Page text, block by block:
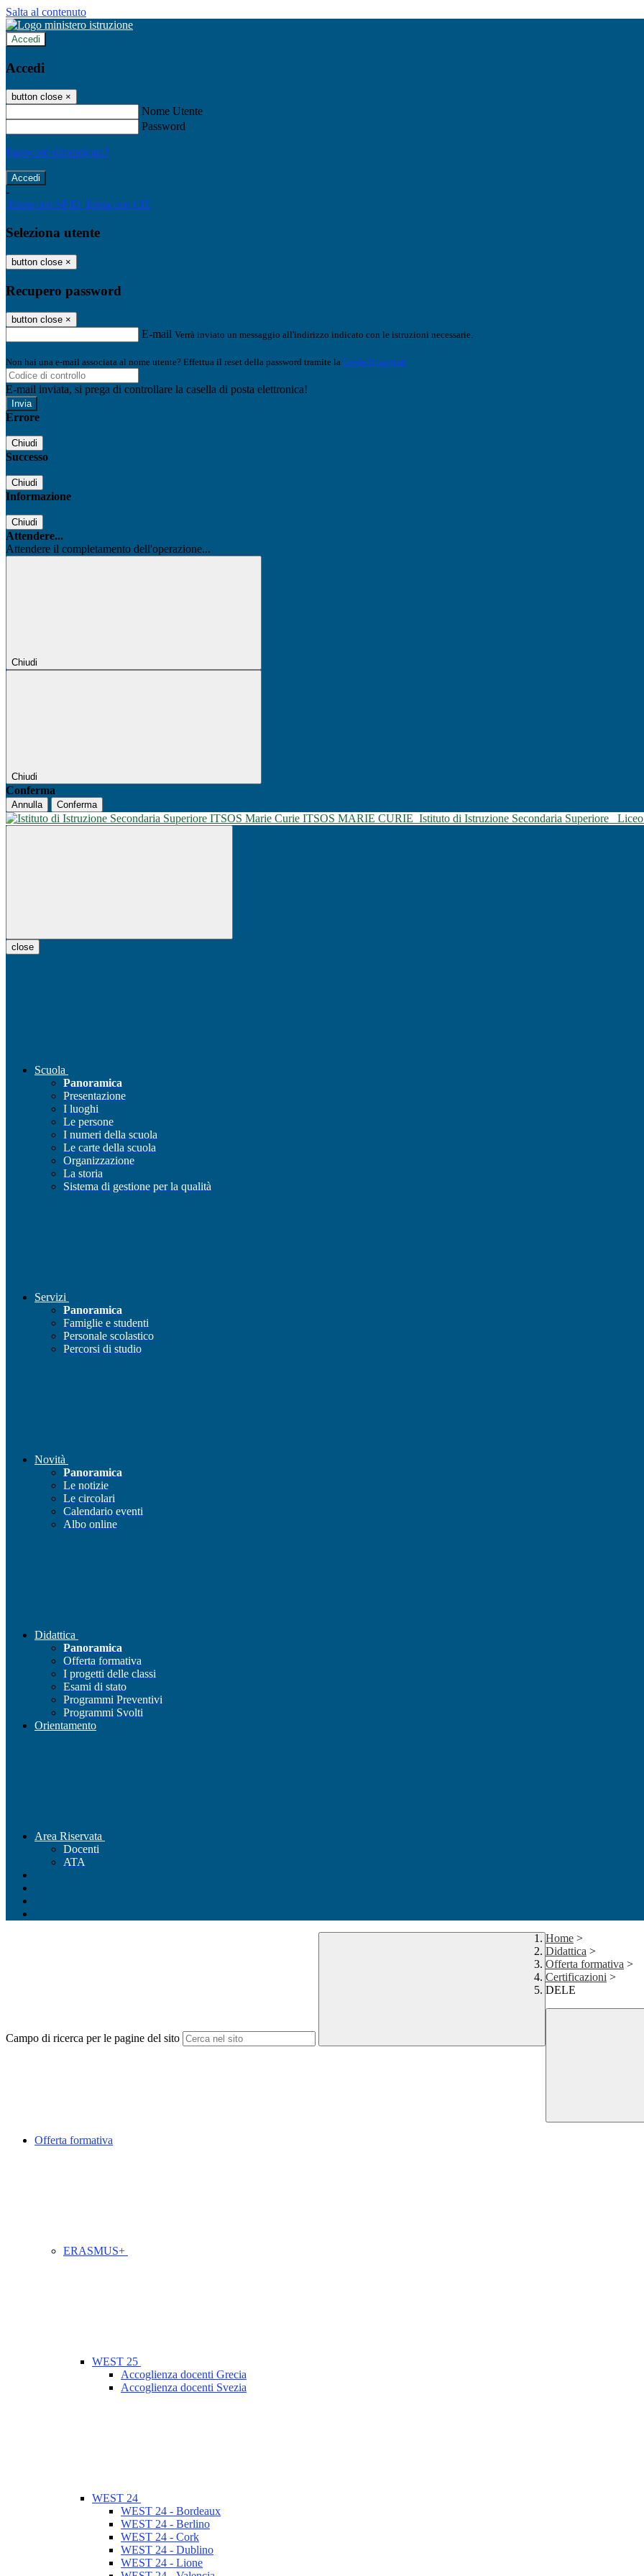
Salta al contenuto
Accedi
Accedi
button close ×
Nome Utente
Password
Password dimenticata?
-
Entra con SPID Entra con CIE
Seleziona utente
button close ×
Recupero password
button close ×
E-mail Verrà inviato un messaggio all'indirizzo indicato con le istruzioni necessarie.
Non hai una e-mail associata al nome utente? Effettua il reset della password tramite la Login Spaggiari
E-mail inviata, si prega di controllare la casella di posta elettronica!
Errore
Chiudi
Successo
Chiudi
Informazione
Chiudi
Attendere...
Attendere il completamento dell'operazione...
Chiudi
Chiudi
Conferma
Annulla Conferma
ITSOS MARIE CURIE Istituto di Istruzione Secondaria Superiore
close
Scuola
Panoramica
Presentazione
I luoghi
Le persone
I numeri della scuola
Le carte della scuola
Organizzazione
La storia
Sistema di gestione per la qualità
Servizi
Panoramica
Famiglie e studenti
Personale scolastico
Percorsi di studio
Novità
Panoramica
Le notizie
Le circolari
Calendario eventi
Albo online
Didattica
Panoramica
Offerta formativa
I progetti delle classi
Esami di stato
Programmi Preventivi
Programmi Svolti
Orientamento
Area Riservata
Docenti
ATA
Campo di ricerca per le pagine del sito
Home >
Didattica >
Offerta formativa >
Certificazioni >
DELE
Offerta formativa
ERASMUS+
WEST 25
Accoglienza docenti Grecia
Accoglienza docenti Svezia
WEST 24
WEST 24 - Bordeaux
WEST 24 - Berlino
WEST 24 - Cork
WEST 24 - Dublino
WEST 24 - Lione